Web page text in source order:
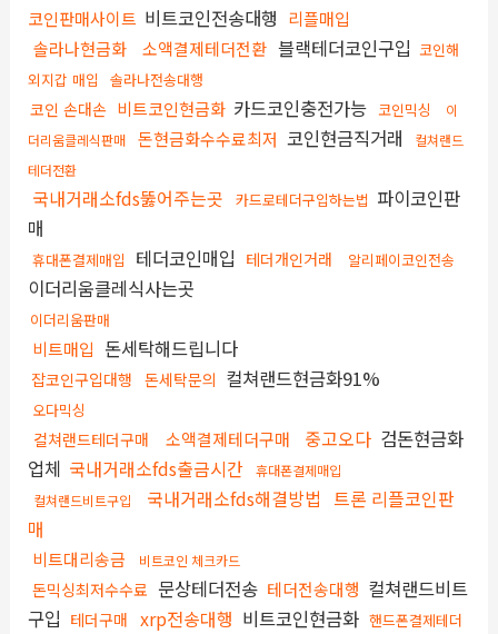
코인판매사이트 비트코인전송대행 리플매입
솔라나현금화
소액결제테더전환 블랙테더코인구입 코인해
외지갑 매입
솔라나전송대행
코인 손대손 비트코인현금화 카드코인충전가능 코인믹싱
이
더리움클레식판매
돈현금화수수료최저 코인현금직거래
컬쳐랜드
테더전환
국내거래소fds뚫어주는곳 카드로테더구입하는법 파이코인판
매
휴대폰결제매입 테더코인매입 테더개인거래 알리페이코인전송
이더리움클레식사는곳
이더리움판매
비트매입 돈세탁해드립니다
잡코인구입대행 돈세탁문의 컬쳐랜드현금화91%
오다믹싱
컬쳐랜드테더구매 소액결제테더구매 중고오다 검돈현금화
업체 국내거래소fds출금시간
휴대폰결제매입
컬쳐랜드비트구입
국내거래소fds해결방법 트론 리플코인판
매
비트대리송금 비트코인 체크카드
돈믹싱최저수수료 문상테더전송 테더전송대행 컬쳐랜드비트
구입 테더구매 xrp전송대행 비트코인현금화 핸드폰결제테더